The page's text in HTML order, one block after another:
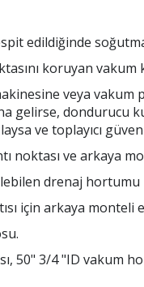
edildiğinde
koruyan vakum
veya vakum
gelirse, dondurucu
ve toplayıcı
noktası ve arkaya
drenaj
için arkaya monteli
50" 3/4 "ID vakum